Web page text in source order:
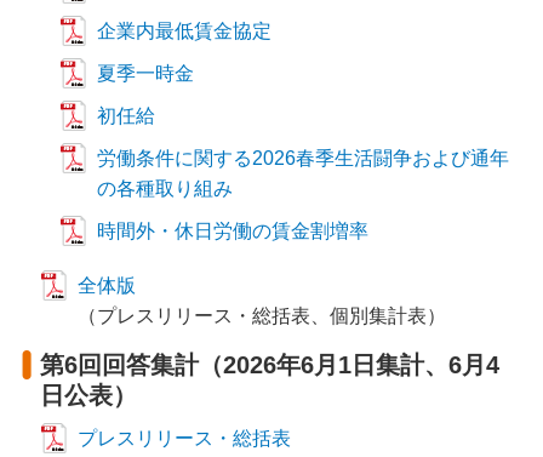
企業内最低賃金協定
夏季一時金
初任給
労働条件に関する2026春季生活闘争および通年
の各種取り組み
時間外・休日労働の賃金割増率
全体版
（プレスリリース・総括表、個別集計表）
第6回回答集計（2026年6月1日集計、6月4
日公表）
プレスリリース・総括表